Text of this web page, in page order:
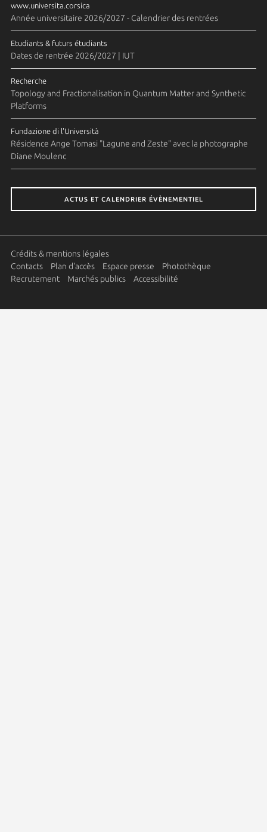
www.universita.corsica
Année universitaire 2026/2027 - Calendrier des rentrées
Etudiants & futurs étudiants
Dates de rentrée 2026/2027 | IUT
Recherche
Topology and Fractionalisation in Quantum Matter and Synthetic
Platforms
Fundazione di l'Università
Résidence Ange Tomasi "Lagune and Zeste" avec la photographe
Diane Moulenc
ACTUS ET CALENDRIER ÉVÈNEMENTIEL
Crédits & mentions légales
Contacts
Plan d'accès Espace presse
Photothèque
Recrutement
Marchés publics Accessibilité